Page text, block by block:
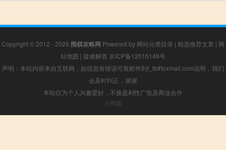
Copyright © 2012 - 2026 围棋攻略网 Powered by 网站分类目录 | 精选推荐文章 | 网
站地图 | 疑难解答 京ICP备12016149号
声明：本站内容来自互联网，如信息有错误可发邮件到f_fb#foxmail.com说明，我们
会及时纠正，谢谢
本站仅为个人兴趣爱好，不接盈利性广告及商业合作
小男孩